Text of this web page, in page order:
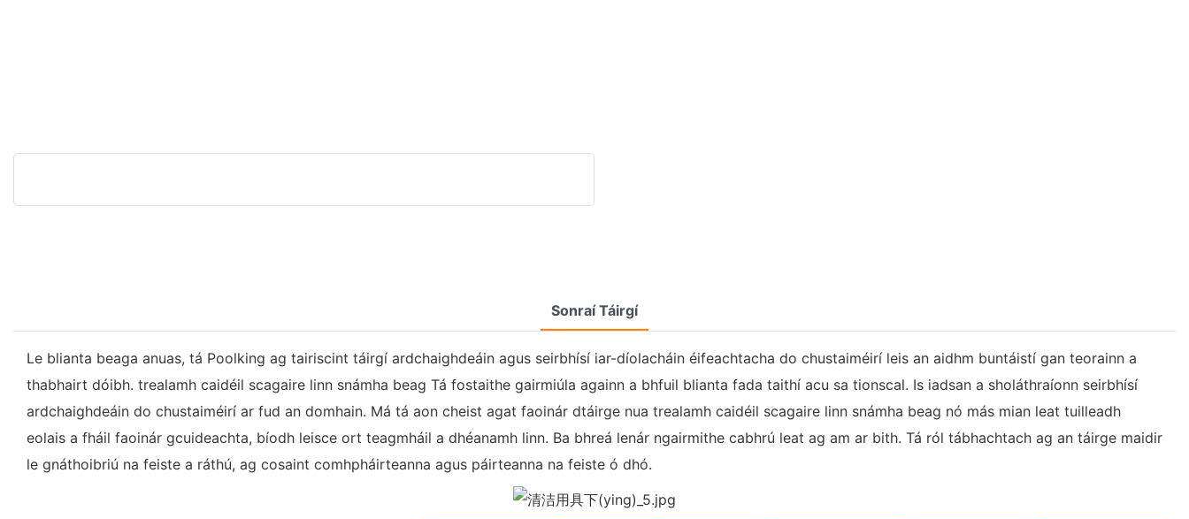
Sonraí Táirgí
Le blianta beaga anuas, tá Poolking ag tairiscint táirgí ardchaighdeáin agus seirbhísí iar-díolacháin éifeachtacha do chustaiméirí leis an aidhm buntáistí gan teorainn a
thabhairt dóibh. trealamh caidéil scagaire linn snámha beag Tá fostaithe gairmiúla againn a bhfuil blianta fada taithí acu sa tionscal. Is iadsan a sholáthraíonn seirbhísí
ardchaighdeáin do chustaiméirí ar fud an domhain. Má tá aon cheist agat faoinár dtáirge nua trealamh caidéil scagaire linn snámha beag nó más mian leat tuilleadh
eolais a fháil faoinár gcuideachta, bíodh leisce ort teagmháil a dhéanamh linn. Ba bhreá lenár ngairmithe cabhrú leat ag am ar bith. Tá ról tábhachtach ag an táirge maidir
le gnáthoibriú na feiste a ráthú, ag cosaint comhpháirteanna agus páirteanna na feiste ó dhó.